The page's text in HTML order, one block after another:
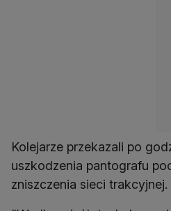
Kolejarze przekazali po
uszkodzenia pantografu
zniszczenia sieci trakcyjnej.